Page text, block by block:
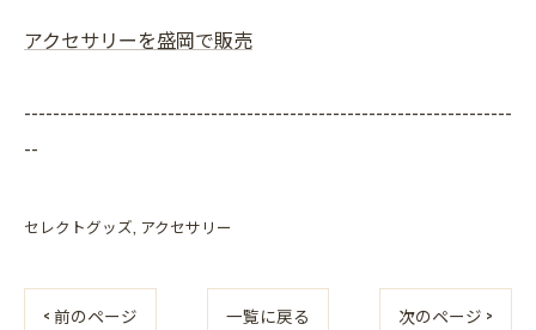
アクセサリーを盛岡で販売
--------------------------------------------------------------------
--
セレクトグッズ アクセサリー
< 前のページ 一覧に戻る 次のページ >